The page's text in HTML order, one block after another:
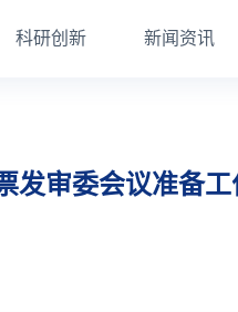
科研创新 新闻资讯
发审委会议准备